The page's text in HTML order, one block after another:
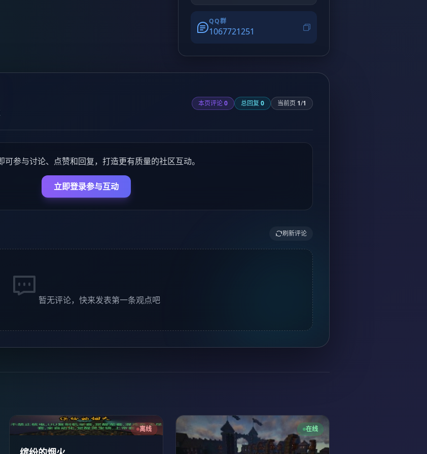
QQ群
1067721251
本页评论0 总回复 0 当前页 1/1
可参与讨论、点赞和回复，打造更有质量的社区互动。
立即登录参与互动
刷新评论
暂无评论，快来发表第一条观点吧
离线 在线